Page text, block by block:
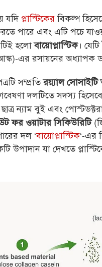
যদিপ্লাস্টিকেরবিকল্প
পারে এবং এটি পচে
হলোবায়োপ্লাস্টিক।
এর রসায়নের অধ্যাপক
সম্প্রতিরয়্যাল সোসাইটি
দলটিতে সদস্য হিসেবে
ন্যাম বুই এবং
ফর ওয়াটার সিকিউরিটি
দল ‘বায়োপ্লাস্টিক‘-এর
উপাদান যা দেখতে